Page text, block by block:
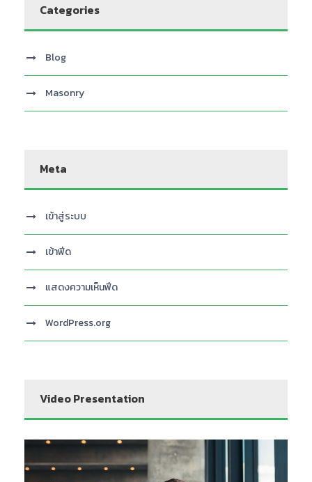
Categories
Blog
Masonry
Meta
เข้าสู่ระบบ
เข้าฟีด
แสดงความเห็นฟีด
WordPress.org
Video Presentation